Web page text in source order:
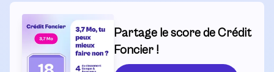
Partage le score de Crédit
Foncier !